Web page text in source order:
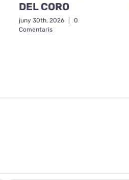
DEL CORO
juny 30th, 2026
0
Comentaris